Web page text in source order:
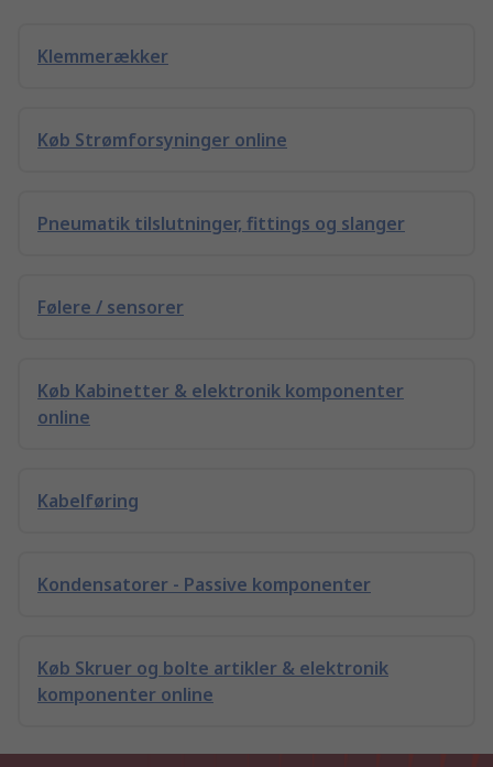
Klemmerækker
Køb Strømforsyninger online
Pneumatik tilslutninger, fittings og slanger
Følere / sensorer
Køb Kabinetter & elektronik komponenter
online
Kabelføring
Kondensatorer - Passive komponenter
Køb Skruer og bolte artikler & elektronik
komponenter online